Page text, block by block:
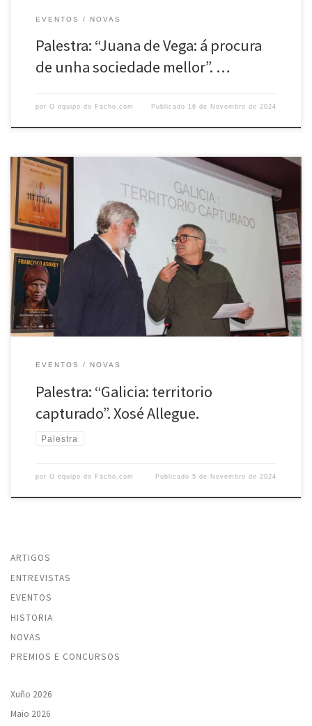
EVENTOS NOVAS
Palestra: “Juana de Vega: á procura
de unha sociedade mellor”. …
por O equipo do Facho.com Publicado 16 de Novembro de 2024
O pasado día 29 de outubro, en Portas Ártabras e dentro das palestras
celebradas por O Facho, interveu o arquitecto Xosé Allegue cunha
palestra titulada “Galicia: territorio capturado“. Este arquitecto, con
doutoramentos nas escolas de arquitectura de Lille e A Coruña, ocupa
desde 1993 o cargo de Xefe da Oficina […]
EVENTOS NOVAS
Palestra: “Galicia: territorio
capturado”. Xosé Allegue.
Palestra
por O equipo do Facho.com Publicado5 de Novembro de 2024
ARTIGOS
ENTREVISTAS
EVENTOS
HISTORIA
NOVAS
PREMIOS E CONCURSOS
Xuño 2026
Maio 2026